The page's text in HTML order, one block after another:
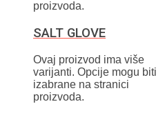
proizvoda.
SALT GLOVE
Ovaj proizvod ima više
varijanti. Opcije mogu biti
izabrane na stranici
proizvoda.